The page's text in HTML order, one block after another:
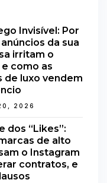
Invisível: Por
da sua
irritam o
como as
de luxo vendem
2026
dos “Likes”:
de alto
o Instagram
contratos, e